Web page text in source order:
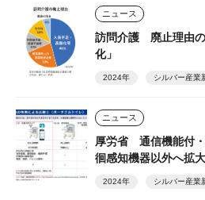
ニュース
訪問介護 廃止理由
化」
2024年 シルバー産業
ニュース
厚労省 通信機能付
徊感知機器以外へ拡
2024年 シルバー産業